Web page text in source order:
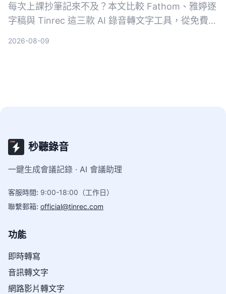
每次上課抄筆記來不及？本文比較 Fathom、雅婷逐
字稿與 Tinrec 這三款 AI 錄音轉文字工具，從免費額
2026-08-09
秒聽錄音
一鍵生成會議記錄 · AI 會議助理
客服時間: 9:00-18:00（工作日）
聯繫郵箱: official@tinrec.com
功能
即時轉寫
音訊轉文字
網路影片轉文字